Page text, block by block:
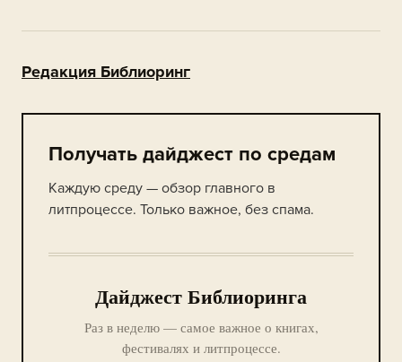
Редакция Библиоринг
Получать дайджест по средам
Каждую среду — обзор главного в
литпроцессе. Только важное, без спама.
Дайджест Библиоринга
Раз в неделю — самое важное о книгах,
фестивалях и литпроцессе.